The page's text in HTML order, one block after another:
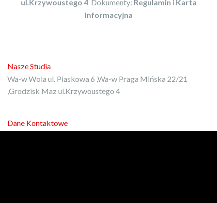
ul.Krzywoustego 4 Dokumenty: Regulamin i Karta
Informacyjna
Nasze Studia
Wa-w Wola ul. Piaskowa 6 ,Wa-w Praga Mińska 22/21
,Grodzisk Maz ul.Krzywoustego 4
Dane Kontaktowe